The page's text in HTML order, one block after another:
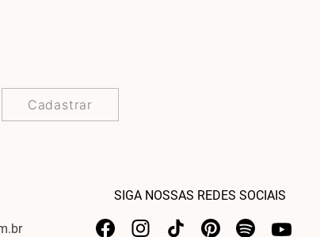
Cadastrar
SIGA NOSSAS REDES SOCIAIS